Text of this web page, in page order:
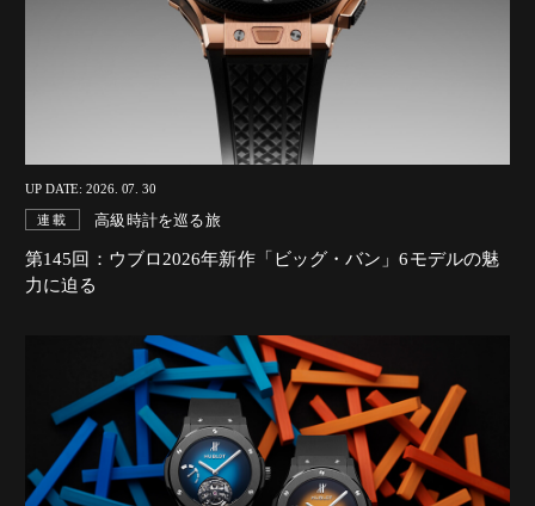
UP DATE: 2026. 07. 30
連載 高級時計を巡る旅
第145回：ウブロ2026年新作「ビッグ・バン」6モデルの魅
力に迫る